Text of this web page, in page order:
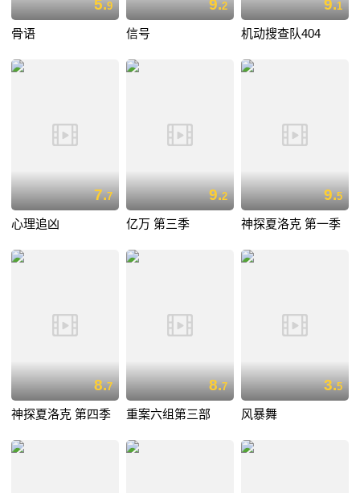
5.9
骨语
9.2
信号
9.1
机动搜查队404
7.7
心理追凶
9.2
亿万 第三季
9.5
神探夏洛克 第一季
8.7
神探夏洛克 第四季
8.7
重案六组第三部
3.5
风暴舞